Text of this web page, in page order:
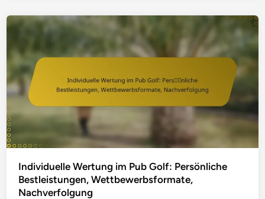
Individuelle Wertung im Pub Golf: Persönliche
Bestleistungen, Wettbewerbsformate,
Nachverfolgung